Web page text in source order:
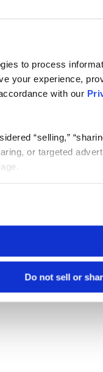
to process
your experience,
with our
“selling,”
or targeted
Do not sell or